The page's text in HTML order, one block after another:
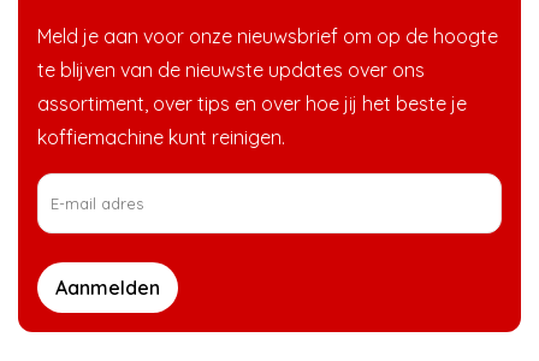
Meld je aan voor onze nieuwsbrief om op de hoogte
te blijven van de nieuwste updates over ons
assortiment, over tips en over hoe jij het beste je
koffiemachine kunt reinigen.
Aanmelden